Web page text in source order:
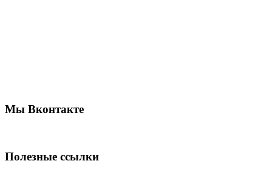
Мы Вконтакте
Полезные ссылки